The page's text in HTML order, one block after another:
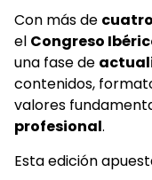
Con más de
el Congreso
una fase de
contenidos,
valores
profesional.
Esta edición